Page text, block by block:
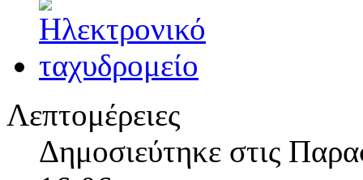
Λεπτομέρειες
Δημοσιεύτηκε στις